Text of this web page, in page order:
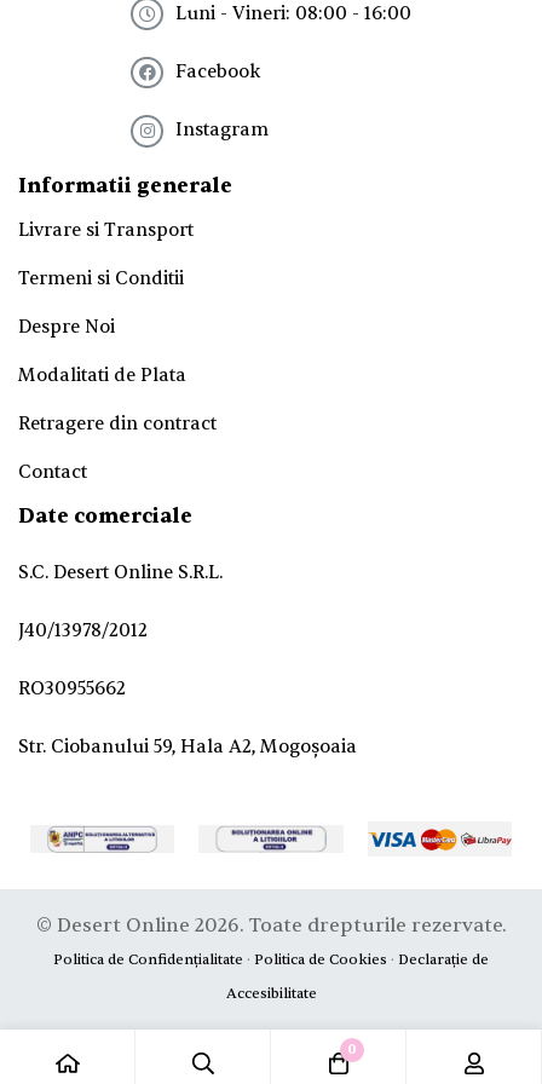
Luni - Vineri: 08:00 - 16:00
Facebook
Instagram
Informatii generale
Livrare si Transport
Termeni si Conditii
Despre Noi
Modalitati de Plata
Retragere din contract
Contact
Date comerciale
S.C. Desert Online S.R.L.
J40/13978/2012
RO30955662
Str. Ciobanului 59, Hala A2, Mogoșoaia
© Desert Online 2026. Toate drepturile rezervate.
Politica de Confidențialitate · Politica de Cookies · Declarație de
Accesibilitate
0